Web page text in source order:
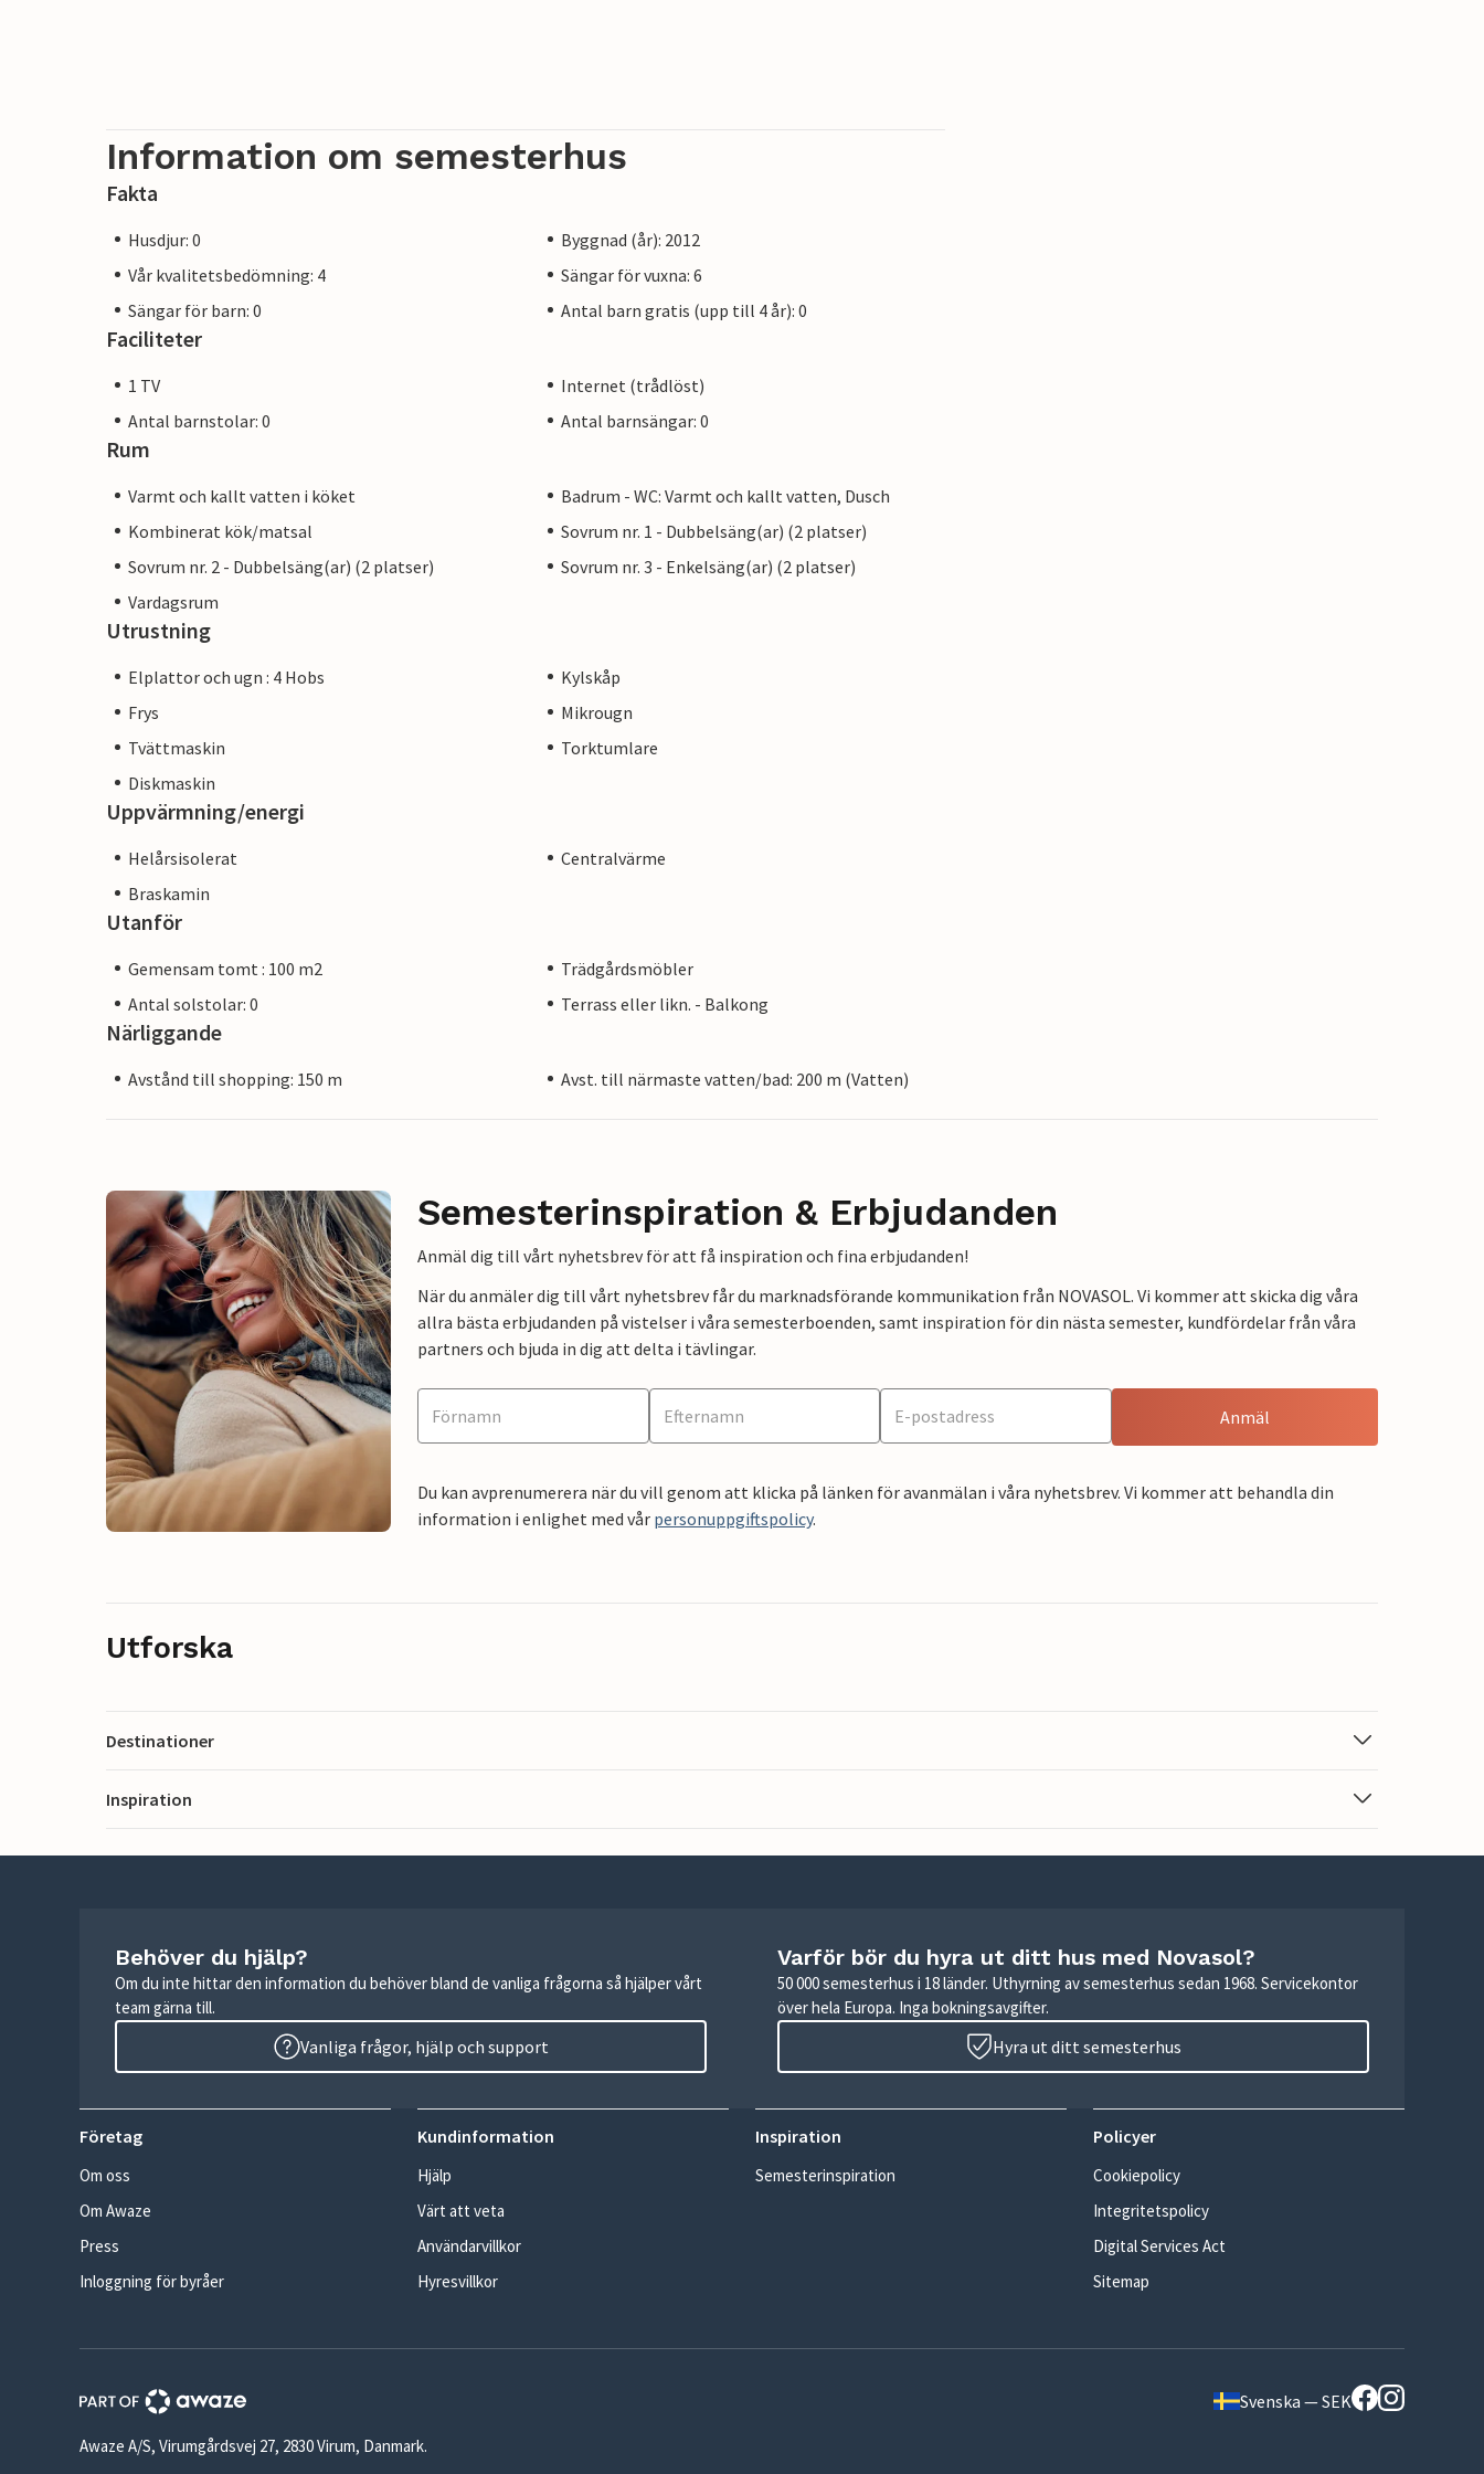
Information om semesterhus
Fakta
Husdjur: 0
Byggnad (år): 2012
Vår kvalitetsbedömning: 4
Sängar för vuxna: 6
Sängar för barn: 0
Antal barn gratis (upp till 4 år): 0
Faciliteter
1 TV
Internet (trådlöst)
Antal barnstolar: 0
Antal barnsängar: 0
Rum
Varmt och kallt vatten i köket
Badrum - WC: Varmt och kallt vatten, Dusch
Kombinerat kök/matsal
Sovrum nr. 1 - Dubbelsäng(ar) (2 platser)
Sovrum nr. 2 - Dubbelsäng(ar) (2 platser)
Sovrum nr. 3 - Enkelsäng(ar) (2 platser)
Vardagsrum
Utrustning
Elplattor och ugn : 4 Hobs
Kylskåp
Frys
Mikrougn
Tvättmaskin
Torktumlare
Diskmaskin
Uppvärmning/energi
Helårsisolerat
Centralvärme
Braskamin
Utanför
Gemensam tomt : 100 m2
Trädgårdsmöbler
Antal solstolar: 0
Terrass eller likn. - Balkong
Närliggande
Avstånd till shopping: 150 m Avst. till närmaste vatten/bad: 200 m (Vatten)
Semesterinspiration & Erbjudanden
Anmäl dig till vårt nyhetsbrev för att få inspiration och fina erbjudanden!
När du anmäler dig till vårt nyhetsbrev får du marknadsförande kommunikation från NOVASOL. Vi kommer att skicka dig våra
allra bästa erbjudanden på vistelser i våra semesterboenden, samt inspiration för din nästa semester, kundfördelar från våra
partners och bjuda in dig att delta i tävlingar.
Anmäl
Du kan avprenumerera när du vill genom att klicka på länken för avanmälan i våra nyhetsbrev. Vi kommer att behandla din
information i enlighet med vår personuppgiftspolicy.
Utforska
Destinationer
Inspiration
Behöver du hjälp?
Om du inte hittar den information du behöver bland de vanliga frågorna så hjälper vårt
team gärna till.
Vanliga frågor, hjälp och support
Varför bör du hyra ut ditt hus med Novasol?
50 000 semesterhus i 18 länder. Uthyrning av semesterhus sedan 1968. Servicekontor
över hela Europa. Inga bokningsavgifter.
Hyra ut ditt semesterhus
Företag
Om oss
Om Awaze
Press
Inloggning för byråer
Kundinformation
Hjälp
Värt att veta
Användarvillkor
Hyresvillkor
Inspiration
Semesterinspiration
Policyer
Cookiepolicy
Integritetspolicy
Digital Services Act
Sitemap
Svenska — SEK
Awaze A/S, Virumgårdsvej 27, 2830 Virum, Danmark.